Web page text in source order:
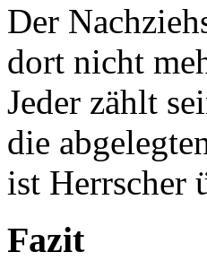
Der
dort nicht
Jeder zählt
die
ist Herrscher
Fazit